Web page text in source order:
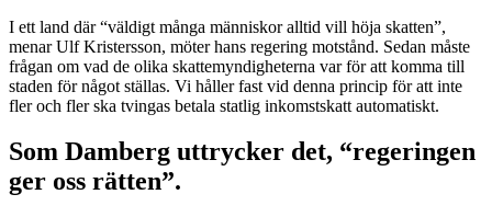
I ett land där “väldigt många människor alltid vill höja skatten”,
menar Ulf Kristersson, möter hans regering motstånd. Sedan måste
frågan om vad de olika skattemyndigheterna var för att komma till
staden för något ställas. Vi håller fast vid denna princip för att inte
fler och fler ska tvingas betala statlig inkomstskatt automatiskt.
Som Damberg uttrycker det, “regeringen
ger oss rätten”.